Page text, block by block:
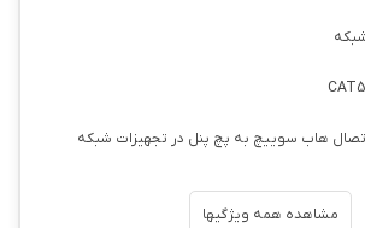
هاب سوییچ به پچ پنل در تجهیزات شبکه
مشاهده همه ویژگیها